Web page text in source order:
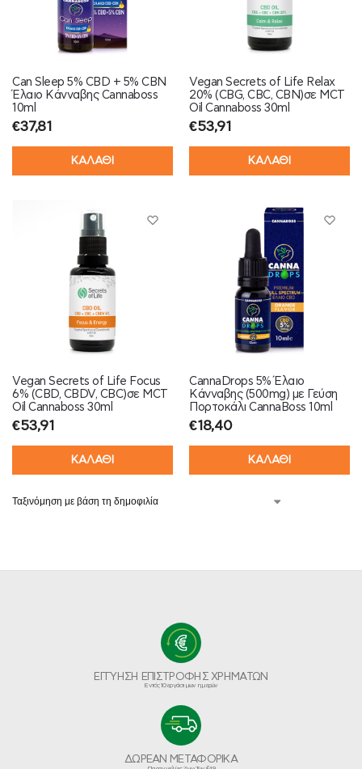
Can Sleep 5% CBD + 5% CBN
Έλαιο Κάνναβης Cannaboss
10ml
€37,81
ΚΑΛΑΘΙ
Vegan Secrets of Life Relax
20% (CBG, CBC, CBN)σε MCT
Oil Cannaboss 30ml
€53,91
ΚΑΛΑΘΙ
Vegan Secrets of Life Focus
6% (CBD, CBDV, CBC)σε MCT
Oil Cannaboss 30ml
€53,91
ΚΑΛΑΘΙ
CannaDrops 5% Έλαιο
Κάνναβης (500mg) με Γεύση
Πορτοκάλι CannaBoss 10ml
€18,40
ΚΑΛΑΘΙ
ΕΓΓΥΗΣΗ ΕΠΙΣΤΡΟΦΗΣ ΧΡΗΜΑΤΩΝ
Εντός 10 εργάσιμων ημερών
ΔΩΡΕΑΝ ΜΕΤΑΦΟΡΙΚΑ